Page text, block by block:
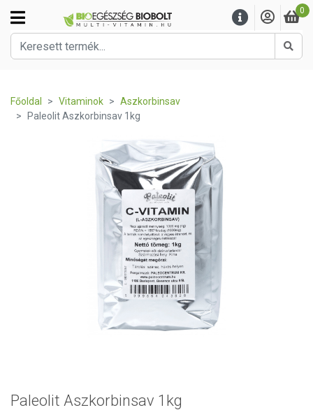
0
Főoldal Vitaminok
Aszkorbinsav
Paleolit Aszkorbinsav 1kg
Paleolit Aszkorbinsav 1kg